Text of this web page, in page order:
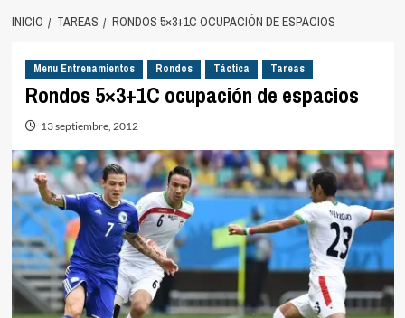
INICIO TAREAS RONDOS 5×3+1C OCUPACIÓN DE ESPACIOS
Menu Entrenamientos Rondos Táctica Tareas
Rondos 5×3+1C ocupación de espacios
13 septiembre, 2012